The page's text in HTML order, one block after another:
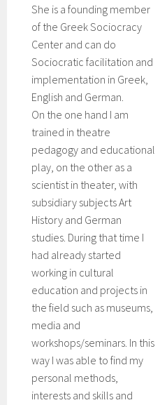
She is a founding member
of the Greek Sociocracy
Center and can do
Sociocratic facilitation and
implementation in Greek,
English and German.
On the one hand I am
trained in theatre
pedagogy and educational
play, on the other as a
scientist in theater, with
subsidiary subjects Art
History and German
studies. During that time I
had already started
working in cultural
education and projects in
the field such as museums,
media and
workshops/seminars. In this
way I was able to find my
personal methods,
interests and skills and